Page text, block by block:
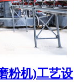
粉机)工艺设